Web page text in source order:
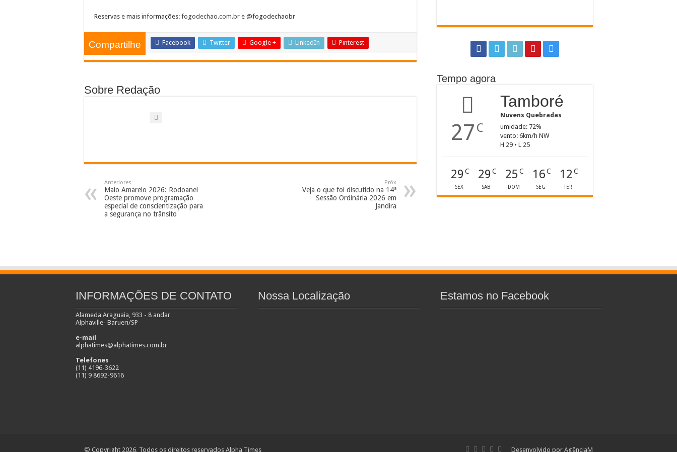
Reservas e mais informações: fogodechao.com.br e @fogodechaobr
Compartilhe Facebook Twitter Google + LinkedIn Pinterest
Sobre Redação
Anteriores
Maio Amarelo 2026: Rodoanel
Oeste promove programação
especial de conscientização para
a segurança no trânsito
Próx
Veja o que foi discutido na 14ª
Sessão Ordinária 2026 em
Jandira
Tempo agora
27 C
Tamboré
Nuvens Quebradas
umidade: 72%
vento: 6km/h NW
H 29 • L 25
29 C
SEX
29 C
SAB
25 C
DOM
16 C
SEG
12 C
TER
INFORMAÇÕES DE CONTATO
Alameda Araguaia, 933 - 8 andar
Alphaville- Barueri/SP
e-mail
alphatimes@alphatimes.com.br
Telefones
(11) 4196-3622
(11) 9 8692-9616
Nossa Localização Estamos no Facebook
Desenvolvido por AgênciaM
© Copyright 2026, Todos os direitos reservados Alpha Times